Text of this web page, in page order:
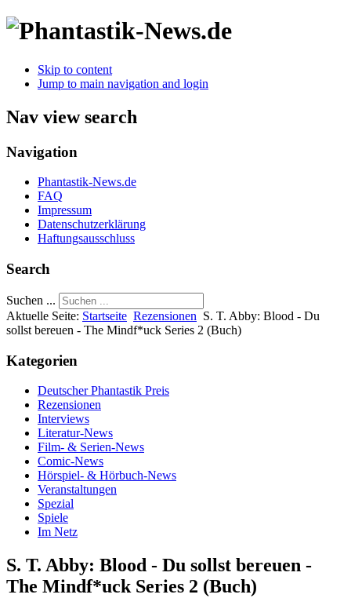
Skip to content
Jump to main navigation and login
Nav view search
Navigation
Phantastik-News.de
FAQ
Impressum
Datenschutzerklärung
Haftungsausschluss
Search
Suchen ...
Aktuelle Seite: Startseite Rezensionen S. T. Abby: Blood - Du
sollst bereuen - The Mindf*uck Series 2 (Buch)
Kategorien
Deutscher Phantastik Preis
Rezensionen
Interviews
Literatur-News
Film- & Serien-News
Comic-News
Hörspiel- & Hörbuch-News
Veranstaltungen
Spezial
Spiele
Im Netz
S. T. Abby: Blood - Du sollst bereuen -
The Mindf*uck Series 2 (Buch)